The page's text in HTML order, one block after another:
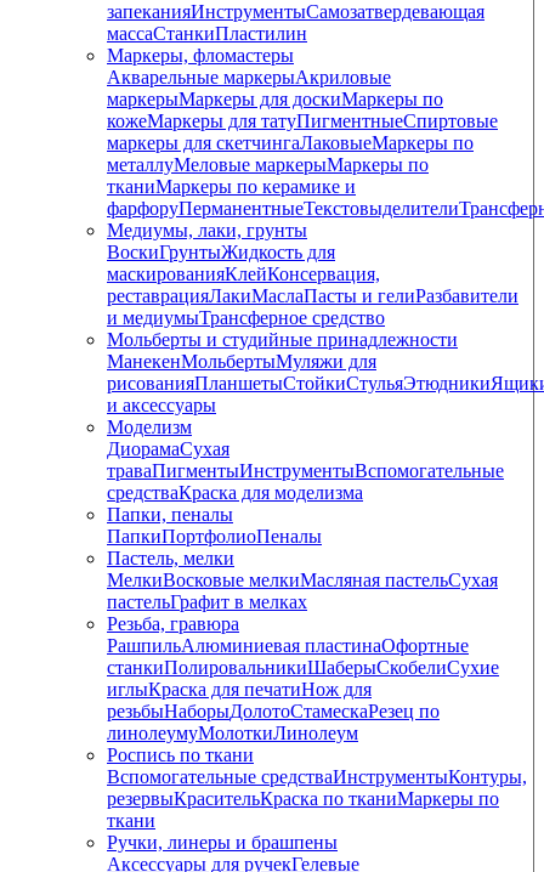
запеканияИнструментыСамозатвердевающая
массаСтанкиПластилин
Маркеры, фломастеры
Акварельные маркерыАкриловые
маркерыМаркеры для доскиМаркеры по
кожеМаркеры для татуПигментныеCпиртовые
маркеры для скетчингаЛаковыеМаркеры по
металлуМеловые маркерыМаркеры по
тканиМаркеры по керамике и
фарфоруПерманентныеТекстовыделители
Медиумы, лаки, грунты
ВоскиГрунтыЖидкость для
маскированияКлейКонсервация,
реставрацияЛакиМаслаПасты и гелиРазбавители
и медиумыТрансферное средство
Мольберты и студийные принадлежности
МанекенМольбертыМуляжи для
рисованияПланшетыСтойкиСтульяЭтюдники
и аксессуары
Моделизм
ДиорамаСухая
траваПигментыИнструментыВспомогательные
средстваКраска для моделизма
Папки, пеналы
ПапкиПортфолиоПеналы
Пастель, мелки
МелкиВосковые мелкиМасляная пастельСухая
пастельГрафит в мелках
Резьба, гравюра
РашпильАлюминиевая пластинаОфортные
станкиПолировальникиШаберыСкобелиСухие
иглыКраска для печатиНож для
резьбыНаборыДолотоСтамескаРезец по
линолеумуМолоткиЛинолеум
Роспись по ткани
Вспомогательные средстваИнструментыКонтуры,
резервыКрасительКраска по тканиМаркеры по
ткани
Ручки, линеры и брашпены
Аксессуары для ручекГелевые